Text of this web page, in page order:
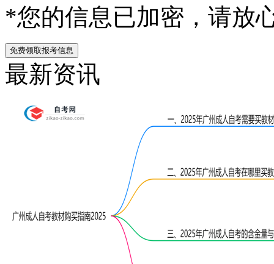
*您的信息已加密，请放
免费领取报考信息
最新资讯